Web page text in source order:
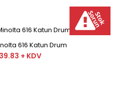
Minolta Sarı Drum Orjinal
markasının f..
616 Katun Drum
+ KDV